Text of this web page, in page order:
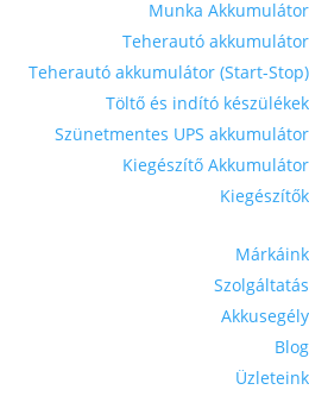
Munka Akkumulátor
Teherautó akkumulátor
Teherautó akkumulátor (Start-Stop)
Töltő és indító készülékek
Szünetmentes UPS akkumulátor
Kiegészítő Akkumulátor
Kiegészítők
Márkáink
Szolgáltatás
Akkusegély
Blog
Üzleteink